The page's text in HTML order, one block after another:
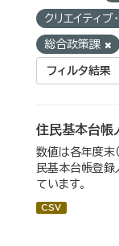
クリエイティブ
総合政策課
フィルタ結果
住民基本台帳
数値は各年度末
民基本台帳登録
ています。
CSV